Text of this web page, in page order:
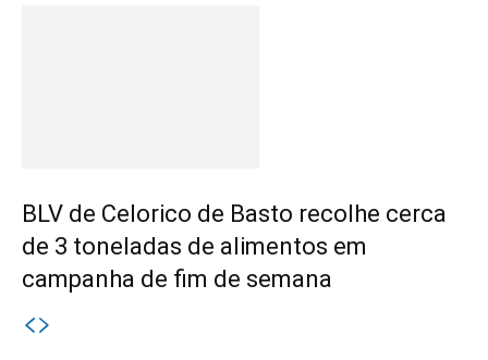
BLV de Celorico de Basto recolhe cerca
de 3 toneladas de alimentos em
campanha de fim de semana